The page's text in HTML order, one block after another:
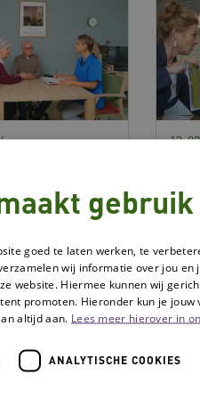
heeft onlangs
Ruimte voor
met het
Ruimte voor
om inzicht te
in
13-
gebruik
goed te laten werken, te
wij informatie over jou en
website. Hiermee kunnen wij
promoten. Hieronder kun je
altijd aan. Lees meer hierover in
ANALYTISCHE COOKIES